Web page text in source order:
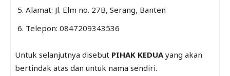
Alamat: Jl. Elm no. 27B, Serang, Banten
Telepon: 0847209343536
Untuk selanjutnya disebut PIHAK KEDUA yang akan
bertindak atas dan untuk nama sendiri.